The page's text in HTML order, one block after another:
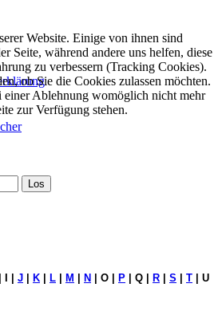
J K L M N | O | P | Q | R S T | U
Website. Einige von ihnen sind
Seite, während andere uns helfen, diese
zu verbessern (Tracking Cookies).
ob Sie die Cookies zulassen möchten.
einer Ablehnung womöglich nicht mehr
zur Verfügung stehen.